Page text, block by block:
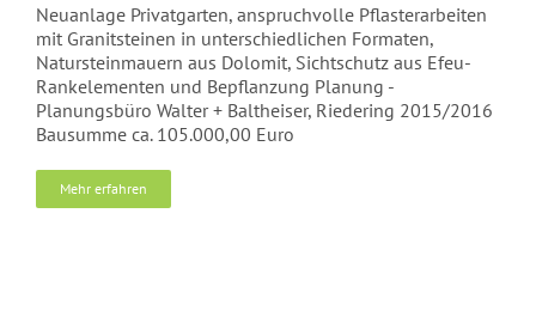
Neuanlage Privatgarten, anspruchvolle Pflasterarbeiten
mit Granitsteinen in unterschiedlichen Formaten,
Natursteinmauern aus Dolomit, Sichtschutz aus Efeu-
Rankelementen und Bepflanzung Planung -
Planungsbüro Walter + Baltheiser, Riedering 2015/2016
Bausumme ca. 105.000,00 Euro
Mehr erfahren